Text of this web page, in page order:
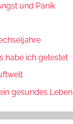
und Panik
habe ich getestet
gesundes Leben